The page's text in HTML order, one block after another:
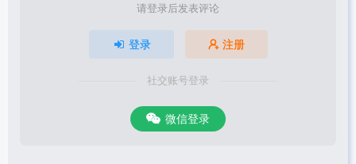
请登录后发表评论
登录 注册
社交账号登录
微信登录